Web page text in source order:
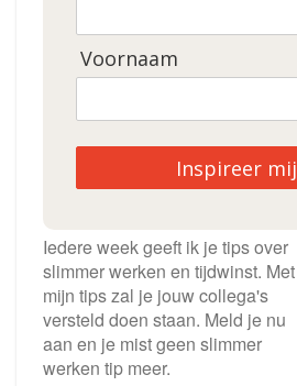
Voornaam
Inspireer mij
Iedere week geeft ik je tips over
slimmer werken en tijdwinst. Met
mijn tips zal je jouw collega's
versteld doen staan. Meld je nu
aan en je mist geen slimmer
werken tip meer.